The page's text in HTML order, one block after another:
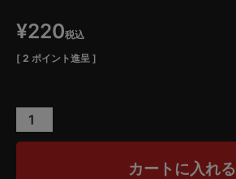
¥220税込
[ 2 ポイント進呈 ]
カートに入れる